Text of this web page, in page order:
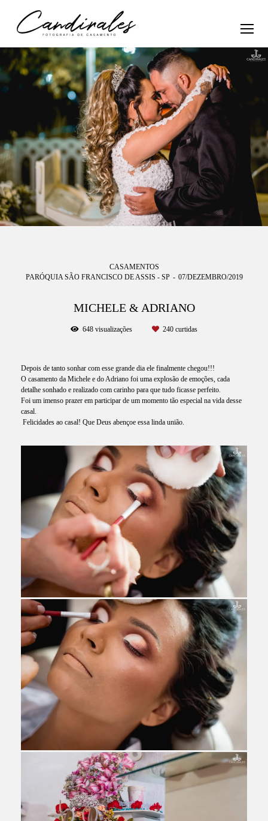
CASAMENTOS
PARÓQUIA SÃO FRANCISCO DE ASSIS - SP
07/DEZEMBRO/2019
MICHELE & ADRIANO
648 visualizações 240 curtidas
Depois de tanto sonhar com esse grande dia ele finalmente chegou!!!
O casamento da Michele e do Adriano foi uma explosão de emoções, cada
detalhe sonhado e realizado com carinho para que tudo ficasse perfeito.
Foi um imenso prazer em participar de um momento tão especial na vida desse
casal.
Felicidades ao casal! Que Deus abençoe essa linda união.